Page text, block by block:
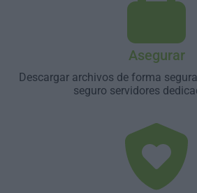
Asegurar
Descargar archivos de forma
seguro servidores